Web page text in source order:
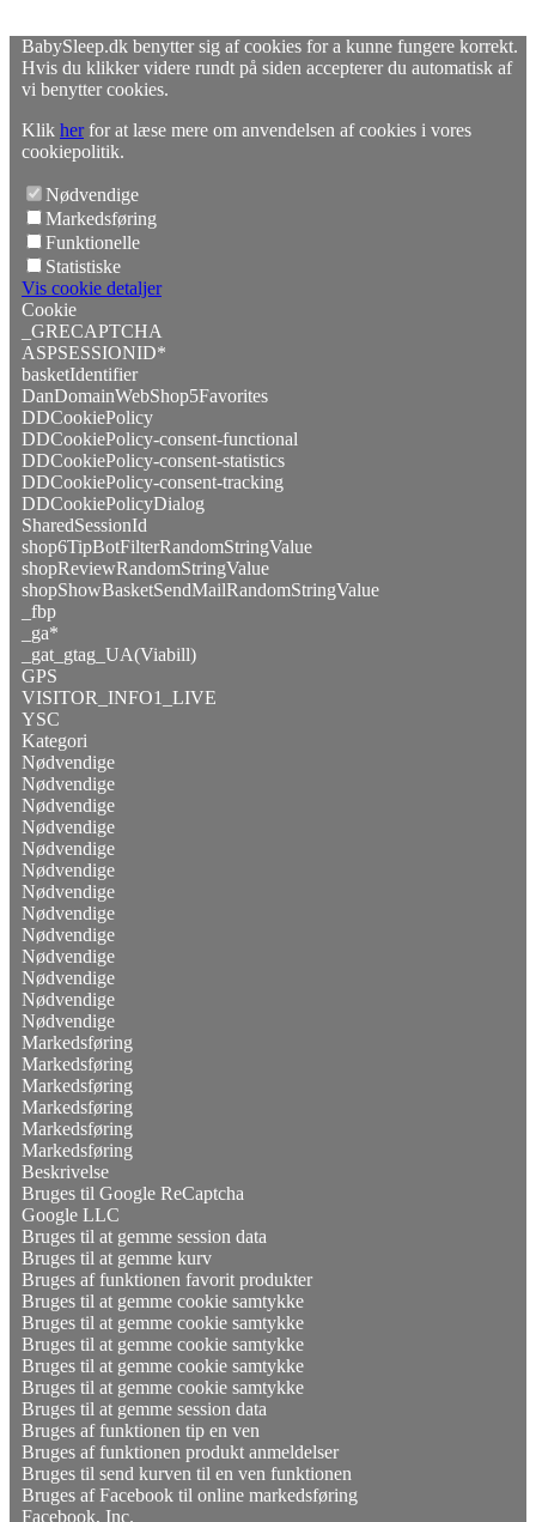
BabySleep.dk benytter sig af cookies for a kunne fungere korrekt.
Hvis du klikker videre rundt på siden accepterer du automatisk af
vi benytter cookies.
Klik her for at læse mere om anvendelsen af cookies i vores
cookiepolitik.
Nødvendige
Markedsføring
Funktionelle
Statistiske
Vis cookie detaljer
Cookie
_GRECAPTCHA
ASPSESSIONID*
basketIdentifier
DanDomainWebShop5Favorites
DDCookiePolicy
DDCookiePolicy-consent-functional
DDCookiePolicy-consent-statistics
DDCookiePolicy-consent-tracking
DDCookiePolicyDialog
SharedSessionId
shop6TipBotFilterRandomStringValue
shopReviewRandomStringValue
shopShowBasketSendMailRandomStringValue
_fbp
_ga*
_gat_gtag_UA(Viabill)
GPS
VISITOR_INFO1_LIVE
YSC
Kategori
Nødvendige
Nødvendige
Nødvendige
Nødvendige
Nødvendige
Nødvendige
Nødvendige
Nødvendige
Nødvendige
Nødvendige
Nødvendige
Nødvendige
Nødvendige
Markedsføring
Markedsføring
Markedsføring
Markedsføring
Markedsføring
Markedsføring
Beskrivelse
Bruges til Google ReCaptcha
Google LLC
Bruges til at gemme session data
Bruges til at gemme kurv
Bruges af funktionen favorit produkter
Bruges til at gemme cookie samtykke
Bruges til at gemme cookie samtykke
Bruges til at gemme cookie samtykke
Bruges til at gemme cookie samtykke
Bruges til at gemme cookie samtykke
Bruges til at gemme session data
Bruges af funktionen tip en ven
Bruges af funktionen produkt anmeldelser
Bruges til send kurven til en ven funktionen
Bruges af Facebook til online markedsføring
Facebook, Inc.